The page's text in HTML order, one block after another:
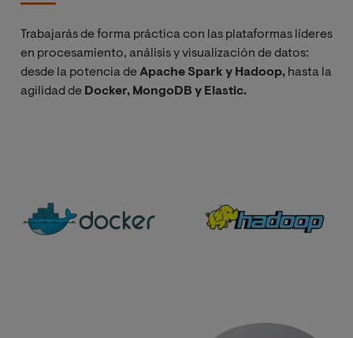
Trabajarás de forma práctica con las plataformas líderes
en procesamiento, análisis y visualización de datos:
desde la potencia deApache Spark y Hadoop, hasta la
agilidad de Docker, MongoDB y Elastic.